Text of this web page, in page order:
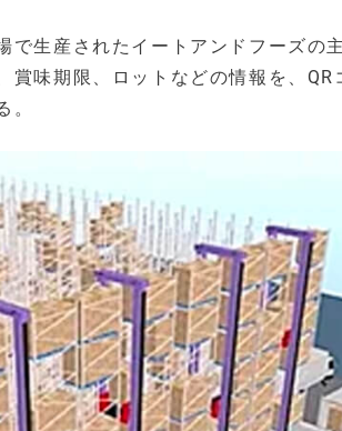
で生産されたイートアンドフーズの
味期限、ロットなどの情報を、QR
。